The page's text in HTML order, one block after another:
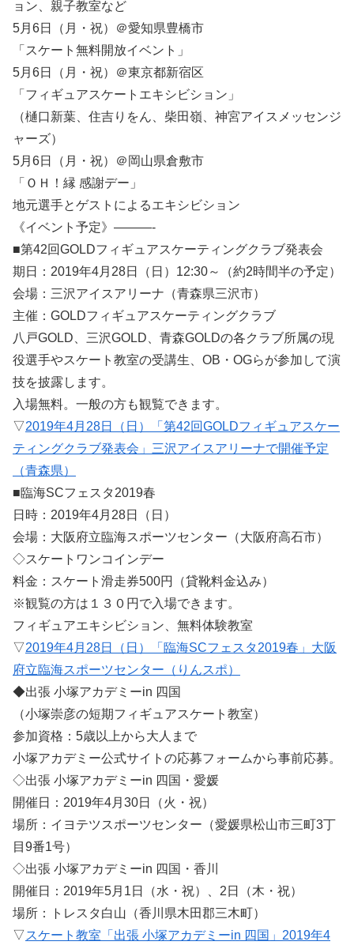
ョン、親子教室など
5月6日（月・祝）＠愛知県豊橋市
「スケート無料開放イベント」
5月6日（月・祝）＠東京都新宿区
「フィギュアスケートエキシビション」
（樋口新葉、住吉りをん、柴田嶺、神宮アイスメッセンジ
ャーズ）
5月6日（月・祝）＠岡山県倉敷市
「ＯＨ！縁 感謝デー」
地元選手とゲストによるエキシビション
《イベント予定》———-
■第42回GOLDフィギュアスケーティングクラブ発表会
期日：2019年4月28日（日）12:30～（約2時間半の予定）
会場：三沢アイスアリーナ（青森県三沢市）
主催：GOLDフィギュアスケーティングクラブ
八戸GOLD、三沢GOLD、青森GOLDの各クラブ所属の現
役選手やスケート教室の受講生、OB・OGらが参加して演
技を披露します。
入場無料。一般の方も観覧できます。
▽2019年4月28日（日）「第42回GOLDフィギュアスケー
ティングクラブ発表会」三沢アイスアリーナで開催予定
（青森県）
■臨海SCフェスタ2019春
日時：2019年4月28日（日）
会場：大阪府立臨海スポーツセンター（大阪府高石市）
◇スケートワンコインデー
料金：スケート滑走券500円（貸靴料金込み）
※観覧の方は１３０円で入場できます。
フィギュアエキシビション、無料体験教室
▽2019年4月28日（日）「臨海SCフェスタ2019春」大阪
府立臨海スポーツセンター（りんスポ）
◆出張 小塚アカデミーin 四国
（小塚崇彦の短期フィギュアスケート教室）
参加資格：5歳以上から大人まで
小塚アカデミー公式サイトの応募フォームから事前応募。
◇出張 小塚アカデミーin 四国・愛媛
開催日：2019年4月30日（火・祝）
場所：イヨテツスポーツセンター（愛媛県松山市三町3丁
目9番1号）
◇出張 小塚アカデミーin 四国・香川
開催日：2019年5月1日（水・祝）、2日（木・祝）
場所：トレスタ白山（香川県木田郡三木町）
▽スケート教室「出張 小塚アカデミーin 四国」2019年4